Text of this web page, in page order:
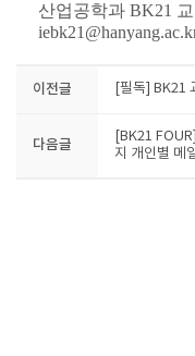
산업공학과 BK21
이전글 [필독] BK21
다음글
[BK21
지 개인별 메